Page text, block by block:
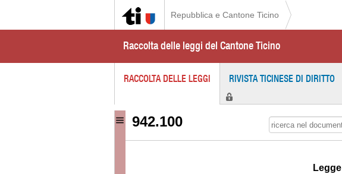
Repubblica e Cantone Ticino
Raccolta delle leggi del Cantone Ticino
RACCOLTA DELLE LEGGI RIVISTA TICINESE DI DIRITTO
942.100
Legge